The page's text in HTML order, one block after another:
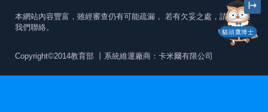
貓頭鷹博士
本網站內容豐富，雖經審查仍有可能疏漏， 若有欠妥之處，請隨時與
我們聯絡。
Copyright©2014教育部 丨系統維運廠商：卡米爾有限公司